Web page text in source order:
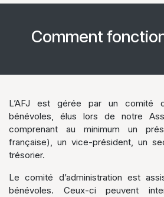
Comment
L’AFJ est gérée par un comité
bénévoles, élus lors de notre
comprenant au minimum un
française), un vice-président, un
trésorier.
Le comité d’administration est
bénévoles. Ceux-ci peuvent